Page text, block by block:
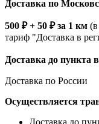
Доставка по
500 ₽ + 50 ₽ за 1 км
тариф "Доставка в
Доставка до пункта
Доставка по России
Осуществляется